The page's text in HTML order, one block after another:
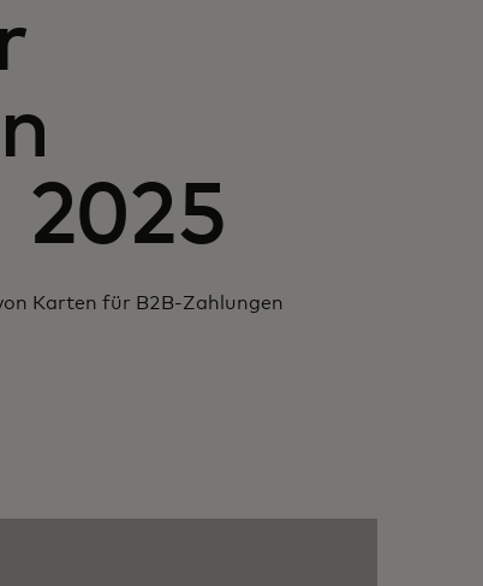
2025
Karten für B2B-Zahlungen